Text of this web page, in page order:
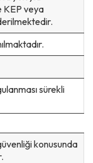
KEP veya
sürekli
konusunda